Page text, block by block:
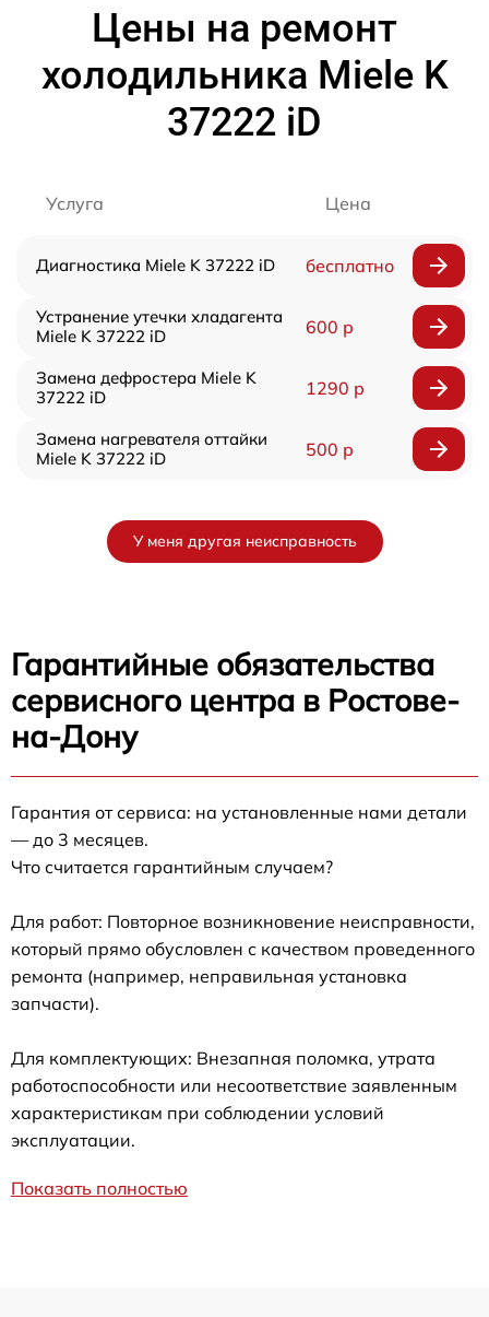
Цены на ремонт
холодильника Miele K
37222 iD
Услуга Цена
Диагностика Miele K 37222 iD бесплатно
Устранение утечки хладагента
Miele K 37222 iD
600 р
Замена дефростера Miele K
37222 iD
1290 р
Замена нагревателя оттайки
Miele K 37222 iD
500 р
У меня другая неисправность
Гарантийные обязательства
сервисного центра в Ростове-
на-Дону
Гарантия от сервиса: на установленные нами детали
— до 3 месяцев.
Что считается гарантийным случаем?
Для работ: Повторное возникновение неисправности,
который прямо обусловлен с качеством проведенного
ремонта (например, неправильная установка
запчасти).
Для комплектующих: Внезапная поломка, утрата
работоспособности или несоответствие заявленным
характеристикам при соблюдении условий
эксплуатации.
Показать полностью